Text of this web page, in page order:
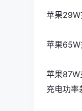
苹果29W
苹果65W
苹果87W
充电功率